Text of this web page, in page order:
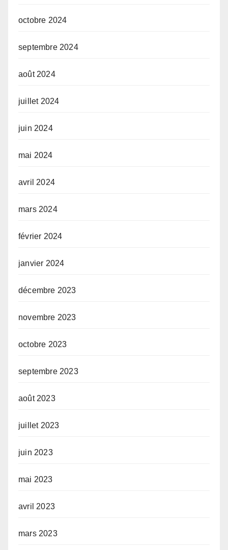
octobre 2024
septembre 2024
août 2024
juillet 2024
juin 2024
mai 2024
avril 2024
mars 2024
février 2024
janvier 2024
décembre 2023
novembre 2023
octobre 2023
septembre 2023
août 2023
juillet 2023
juin 2023
mai 2023
avril 2023
mars 2023